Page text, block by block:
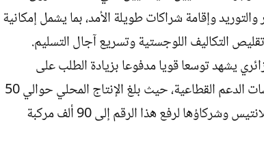
وإقامة شراكات طويلة الأمد، بما يشمل إمكانية
التكاليف اللوجستية وتسريع آجال التسليم.
يشهد توسعا قويا مدفوعا بزيادة الطلب على
السيارات الجديدة والمستعملة، وسياسات الدعم القطاعية، حيث بلغ الإنتاج المحلي حوالي 50
ألف مركبة خلال 2024، وتسعى ستيلانتيس وشركاؤها لرفع هذا الرقم إلى 90 ألف مركبة